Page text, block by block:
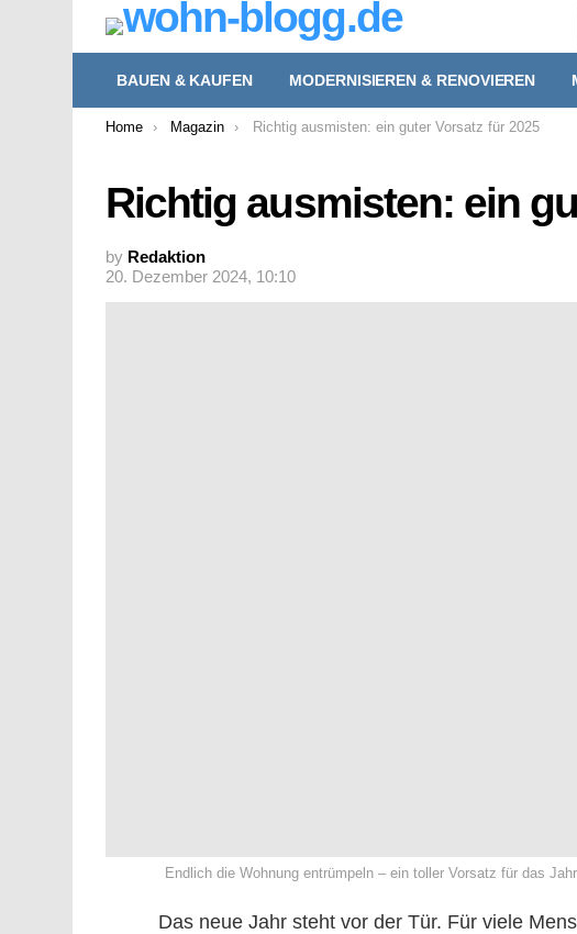
BAUEN & KAUFEN MODERNISIEREN & RENOVIEREN
You are here:
Home Magazin Richtig ausmisten: ein guter Vorsatz für 2025
Richtig ausmisten: ein
by Redaktion
20. Dezember 2024, 10:10
Endlich die Wohnung entrümpeln – ein toller Vorsatz für das
Das neue Jahr steht vor der Tür. Für viele